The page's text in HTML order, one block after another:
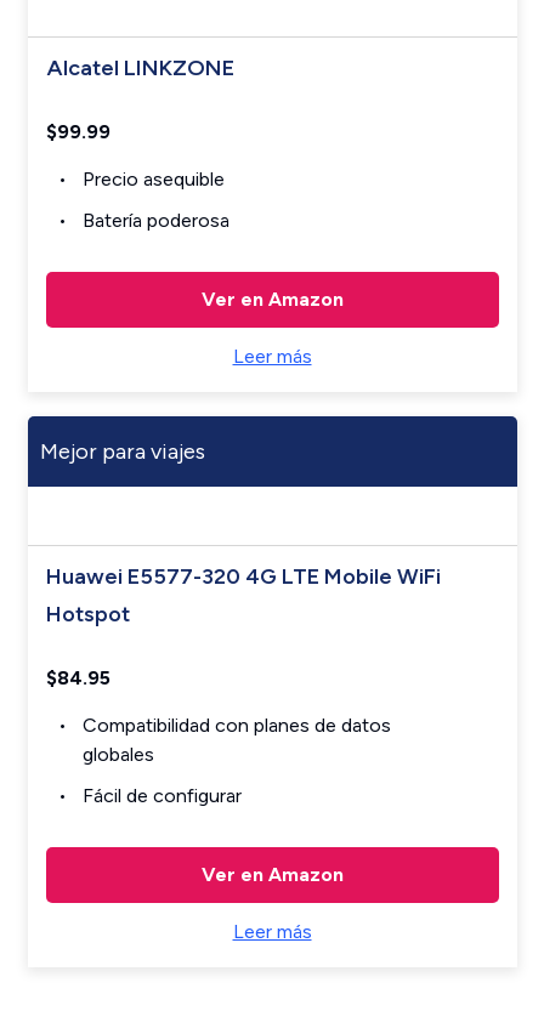
Alcatel LINKZONE
$99.99
Precio asequible
Batería poderosa
Ver en Amazon
Leer más
Mejor para viajes
Huawei E5577-320 4G LTE Mobile WiFi
Hotspot
$84.95
Compatibilidad con planes de datos
globales
Fácil de configurar
Ver en Amazon
Leer más